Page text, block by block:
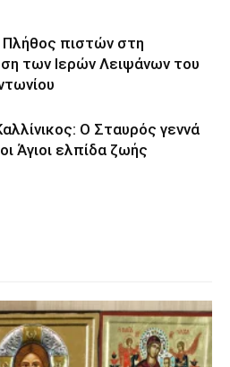
Πλήθος πιστών στη
των Ιερών Λειψάνων του
Ο Σταυρός γεννά
Άγιοι ελπίδα ζωής